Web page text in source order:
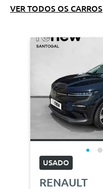
VER TODOS OS CARROS
USADO
RENAULT